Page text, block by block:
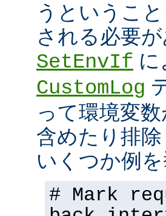
うというこ
される必要
SetEnvIf に
CustomLog
って環境変
含めたり排
いくつか例
# Mark